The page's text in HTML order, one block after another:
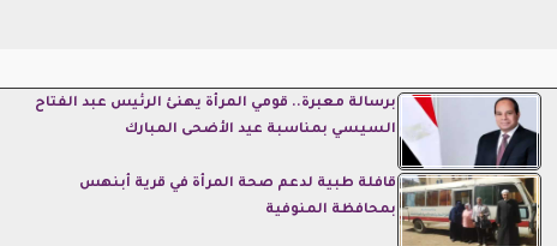
برسالة معبرة.. قومي المرأة يهنئ الرئيس عبد الفتاح
السيسي بمناسبة عيد الأضحى المبارك
قافلة طبية لدعم صحة المرأة في قرية أبنهس
بمحافظة المنوفية